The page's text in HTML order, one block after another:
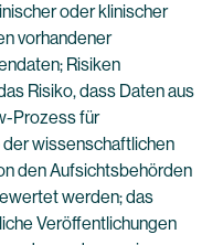
oder klinischer
vorhandener
Risiken
Risiko, dass Daten aus
Prozess für
wissenschaftlichen
den Aufsichtsbehörden
werden; das
Veröffentlichungen